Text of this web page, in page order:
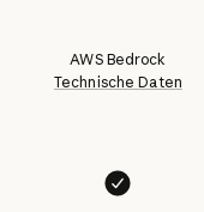
AWS Bedrock
Technische Daten